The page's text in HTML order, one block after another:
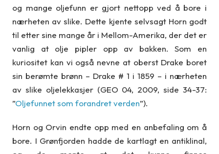
og mange oljefunn er gjort nettopp ved å bore i
nærheten av slike. Dette kjente selvsagt Horn godt
til etter sine mange år i Mellom-Amerika, der det er
vanlig at olje pipler opp av bakken. Som en
kuriositet kan vi også nevne at oberst Drake boret
sin berømte brønn – Drake # 1 i 1859 – i nærheten
av slike oljelekkasjer (GEO 04, 2009, side 34-37:
”Oljefunnet som forandret verden”).
Horn og Orvin endte opp med en anbefaling om å
bore. I Grønfjorden hadde de kartlagt en antiklinal,